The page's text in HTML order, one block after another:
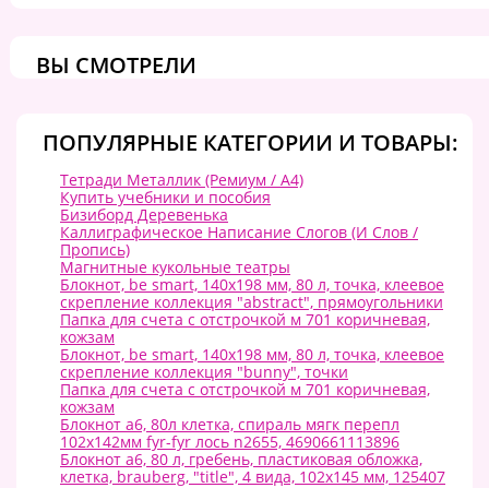
ВЫ СМОТРЕЛИ
ПОПУЛЯРНЫЕ КАТЕГОРИИ И ТОВАРЫ:
Тетради Металлик (Ремиум / А4)
Купить учебники и пособия
Бизиборд Деревенька
Каллиграфическое Написание Слогов (И Слов /
Пропись)
Магнитные кукольные театры
Блокнот, be smart, 140х198 мм, 80 л, точка, клеевое
скрепление коллекция "abstract", прямоугольники
Папка для счета с отстрочкой м 701 коричневая,
кожзам
Блокнот, be smart, 140х198 мм, 80 л, точка, клеевое
скрепление коллекция "bunny", точки
Папка для счета с отстрочкой м 701 коричневая,
кожзам
Блокнот а6, 80л клетка, спираль мягк перепл
102х142мм fyr-fyr лось n2655, 4690661113896
Блокнот а6, 80 л, гребень, пластиковая обложка,
клетка, brauberg, "title", 4 вида, 102х145 мм, 125407